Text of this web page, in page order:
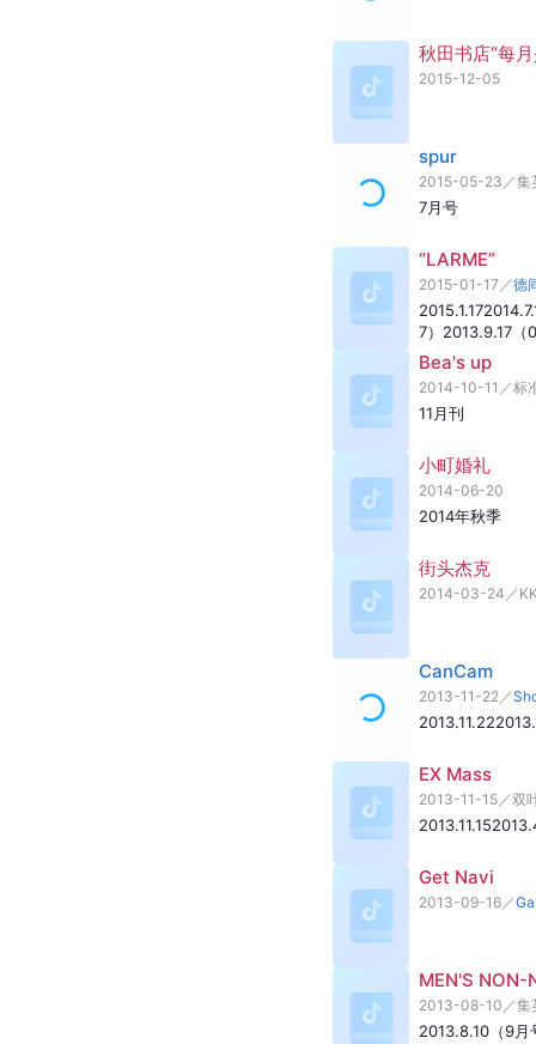
秋田书店“每
2015-12-05
spur
2015-05-23 ／集
7月号
“LARME”
2015-01-17 ／德
2015.1.17
7） 2013.9.17（
Bea's up
2014-10-11 ／标
11月刊
小町婚礼
2014-06-20
2014年秋季
街头杰克
2014-03-24 ／
CanCam
2013-11-22／
2013.11.22
EX Mass
2013-11-15／双
2013.11.15
Get Navi
2013-09-16／
MEN'S NON-
2013-08-10 ／集
2013.8.10（9月